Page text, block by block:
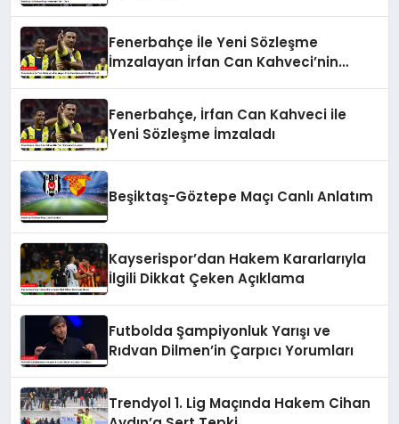
Fenerbahçe İle Yeni Sözleşme
İmzalayan İrfan Can Kahveci’nin
Fenerbahçe, İrfan Can Kahveci ile
Yeni Sözleşme İmzaladı
Beşiktaş-Göztepe Maçı Canlı Anlatım
Kayserispor’dan Hakem Kararlarıyla
İlgili Dikkat Çeken Açıklama
Futbolda Şampiyonluk Yarışı ve
Rıdvan Dilmen’in Çarpıcı Yorumları
Trendyol 1. Lig Maçında Hakem Cihan